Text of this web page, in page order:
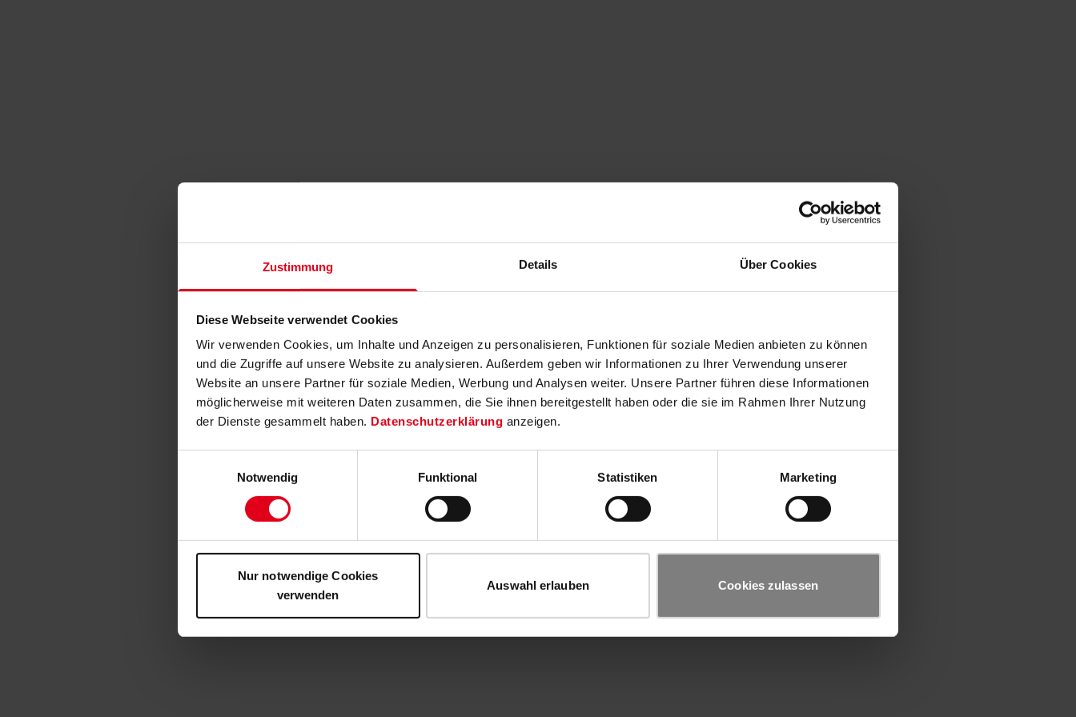
Zustimmung Details Über Cookies
Diese Webseite verwendet Cookies
Wir verwenden Cookies, um Inhalte und Anzeigen zu personalisieren, Funktionen für soziale Medien anbieten zu können
und die Zugriffe auf unsere Website zu analysieren. Außerdem geben wir Informationen zu Ihrer Verwendung unserer
Website an unsere Partner für soziale Medien, Werbung und Analysen weiter. Unsere Partner führen diese Informationen
möglicherweise mit weiteren Daten zusammen, die Sie ihnen bereitgestellt haben oder die sie im Rahmen Ihrer Nutzung
der Dienste gesammelt haben. Datenschutzerklärung anzeigen.
Notwendig
Funktional Statistiken Marketing
Nur notwendige Cookies
verwenden
Auswahl erlauben Cookies zulassen